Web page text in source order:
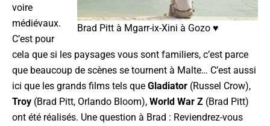
Brad Pitt à Mgarr-ix-Xini à Gozo ♥
voire
médiévaux.
C’est pour
cela que si les paysages vous sont familiers, c’est parce
que beaucoup de scènes se tournent à Malte… C’est aussi
ici que les grands films tels que Gladiator (Russel Crow),
Troy (Brad Pitt, Orlando Bloom), World War Z (Brad Pitt)
ont été réalisés. Une question à Brad : Reviendrez-vous